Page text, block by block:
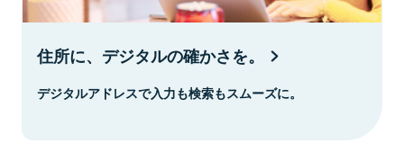
住所に、デジタルの確かさを。
デジタルアドレスで入力も検索もスムーズに。